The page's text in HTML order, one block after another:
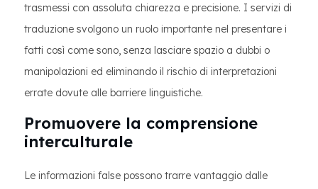
trasmessi con assoluta chiarezza e precisione. I servizi di
traduzione svolgono un ruolo importante nel presentare i
fatti così come sono, senza lasciare spazio a dubbi o
manipolazioni ed eliminando il rischio di interpretazioni
errate dovute alle barriere linguistiche.
Promuovere la comprensione
interculturale
Le informazioni false possono trarre vantaggio dalle